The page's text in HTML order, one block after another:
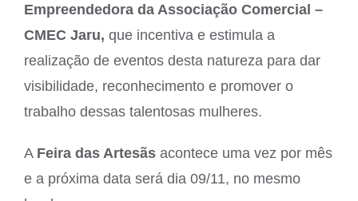
Empreendedora da Associação Comercial –
CMEC Jaru, que incentiva e estimula a
realização de eventos desta natureza para dar
visibilidade, reconhecimento e promover o
trabalho dessas talentosas mulheres.
A Feira das Artesãs acontece uma vez por mês
e a próxima data será dia 09/11, no mesmo